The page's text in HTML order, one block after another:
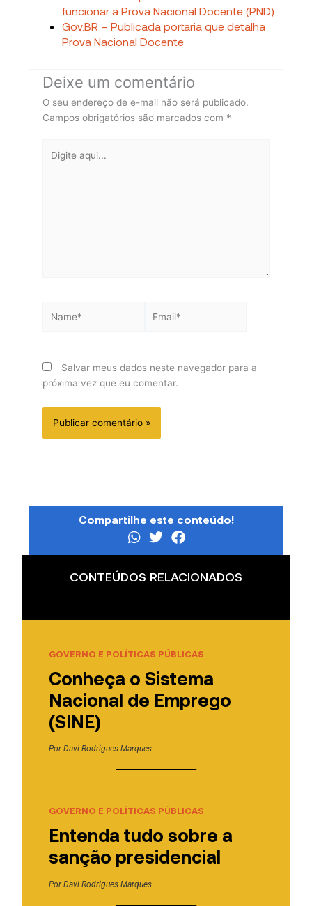
funcionar a Prova Nacional Docente (PND)
Gov.BR – Publicada portaria que detalha
Prova Nacional Docente
Deixe um comentário
O seu endereço de e-mail não será publicado.
Campos obrigatórios são marcados com *
aqui...
Salvar meus dados neste navegador para a
próxima vez que eu comentar.
Compartilhe este conteúdo!
CONTEÚDOS RELACIONADOS
GOVERNO E POLÍTICAS PÚBLICAS
Conheça o Sistema
Nacional de Emprego
(SINE)
PorDavi Rodrigues Marques
GOVERNO E POLÍTICAS PÚBLICAS
Entenda tudo sobre a
sanção presidencial
PorDavi Rodrigues Marques